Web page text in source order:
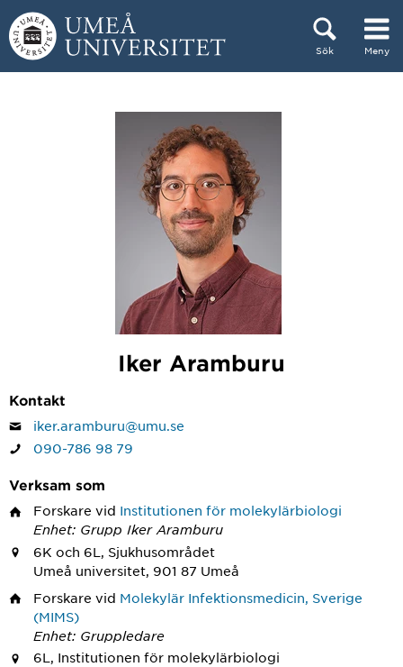
Hoppa direkt till innehållet
Sök Meny
Iker Aramburu
Kontakt
iker.aramburu@umu.se
090-786 98 79
Verksam som
Forskare vid Institutionen för molekylärbiologi
Enhet: Grupp Iker Aramburu
6K och 6L, Sjukhusområdet
Umeå universitet, 901 87 Umeå
Forskare vid Molekylär Infektionsmedicin, Sverige
(MIMS)
Enhet: Gruppledare
6L, Institutionen för molekylärbiologi